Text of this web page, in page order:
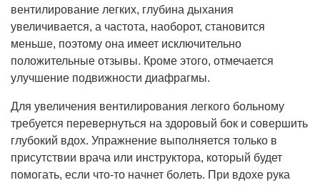
вентилирование легких, глубина дыхания
увеличивается, а частота, наоборот, становится
меньше, поэтому она имеет исключительно
положительные отзывы. Кроме этого, отмечается
улучшение подвижности диафрагмы.
Для увеличения вентилирования легкого больному
требуется перевернуться на здоровый бок и совершить
глубокий вдох. Упражнение выполняется только в
присутствии врача или инструктора, который будет
помогать, если что-то начнет болеть. При вдохе рука